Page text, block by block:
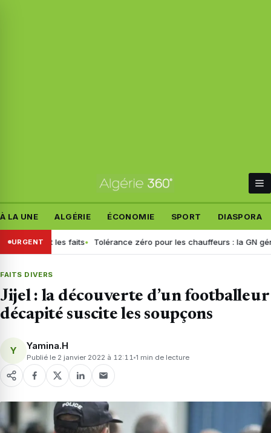
À LA UNE ALGÉRIE ÉCONOMIE SPORT DIASPORA
URGENTles faits Tolérance zéro pour les chauffeurs : la GN
FAITS DIVERS
Jijel : la découverte d’un footballeur
décapité suscite les soupçons
Y Yamina.H
Publié le 2 janvier 2022 à 12:11 1 min de lecture